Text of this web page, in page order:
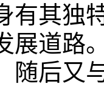
有其独
展道路
随后又